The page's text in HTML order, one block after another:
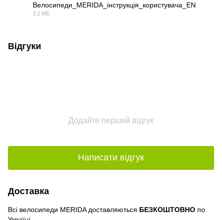
Велосипеди_MERIDA_інструкція_користувача_EN
3.2 МБ
Відгуки
Додайте перший відгук
Написати відгук
Доставка
Всі велосипеди MERIDA доставляються БЕЗКОШТОВНО по